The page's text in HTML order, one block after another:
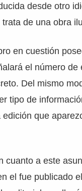
desde otro
de una obra
en cuestión
el número de
Del mismo
tipo de
que
cuanto a este
el fue publicado